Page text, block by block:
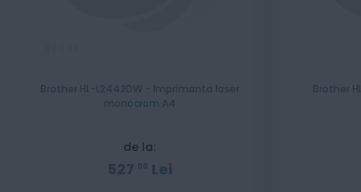
Brother HL-L2442DW - Imprimanta laser
monocrom A4
de la:
527 00 Lei
Brother